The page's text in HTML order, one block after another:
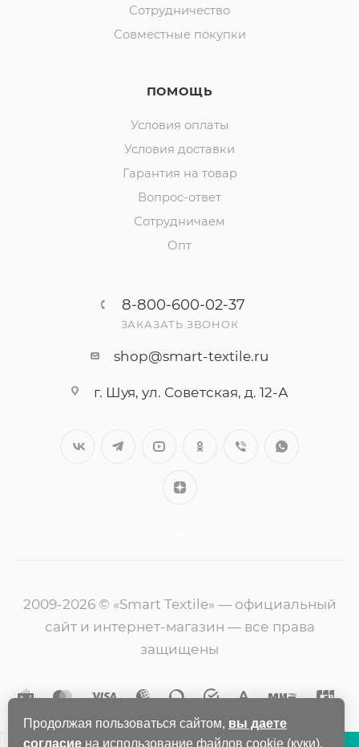
Сотрудничество
Совместные покупки
ПОМОЩЬ
Условия оплаты
Условия доставки
Гарантия на товар
Вопрос-ответ
Сотрудничаем
Опт
8-800-600-02-37
ЗАКАЗАТЬ ЗВОНОК
shop@smart-textile.ru
г. Шуя, ул. Советская, д. 12-А
2009-2026 © «Smart Textile» — официальный
сайт и интернет-магазин — все права
защищены
Продолжая пользоваться сайтом, вы даете
согласиена использование файлов cookie (куки).